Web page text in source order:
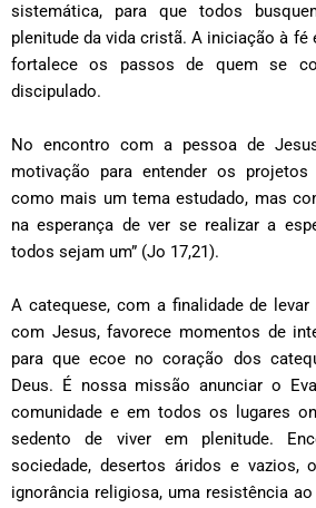
sistemática, para que todos
plenitude da vida cristã. A iniciação à fé
fortalece os passos de quem se
discipulado.
No encontro com a pessoa de
motivação para entender os projetos
como mais um tema estudado, mas
na esperança de ver se realizar a
todos sejam um” (Jo 17,21).
A catequese, com a finalidade de
com Jesus, favorece momentos de
para que ecoe no coração dos
Deus. É nossa missão anunciar o
comunidade e em todos os lugares
sedento de viver em plenitude.
sociedade, desertos áridos e vazios,
ignorância religiosa, uma resistência